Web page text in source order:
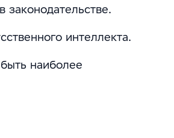
законодательстве.
интеллекта.
наиболее